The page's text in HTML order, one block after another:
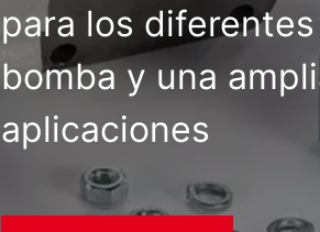
para los
bomba y una
aplicaciones